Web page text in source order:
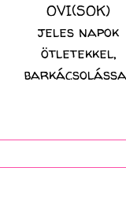
OVI(SOK)
jeles napok
ötletekkel,
barkácsolással